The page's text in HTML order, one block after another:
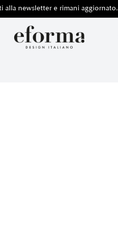
alla newsletter e rimani aggiornato.